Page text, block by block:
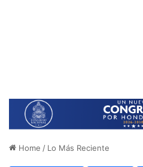
Home / Lo Más Reciente